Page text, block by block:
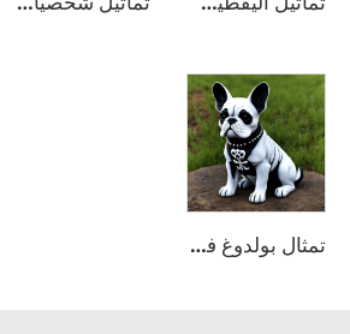
تمثال بولدوغ فرنسي من مادة الراتنج كديكور ليوم الموتى